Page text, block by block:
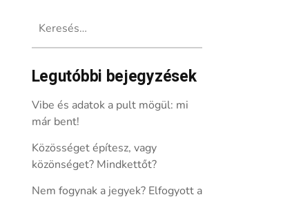
Legutóbbi bejegyzések
Vibe és adatok a pult mögül: mi
már bent!
Közösséget építesz, vagy
közönséget? Mindkettőt?
Nem fogynak a jegyek? Elfogyott a